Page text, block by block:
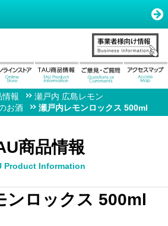
情報
瀬戸内 広島レモン
お酒
瀬戸内レモンロックス 500ml
商品情報
Product Information
ンロックス 500ml